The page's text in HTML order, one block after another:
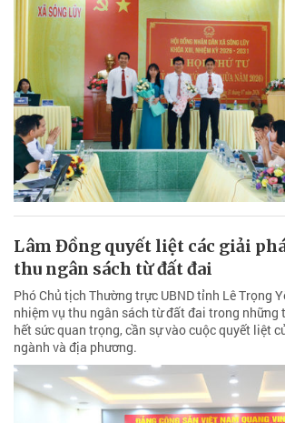
Lâm Đồng quyết liệt các giải
thu ngân sách từ đất đai
Phó Chủ tịch Thường trực UBND tỉnh Lê Trọng
nhiệm vụ thu ngân sách từ đất đai trong những
hết sức quan trọng, cần sự vào cuộc quyết liệt
ngành và địa phương.